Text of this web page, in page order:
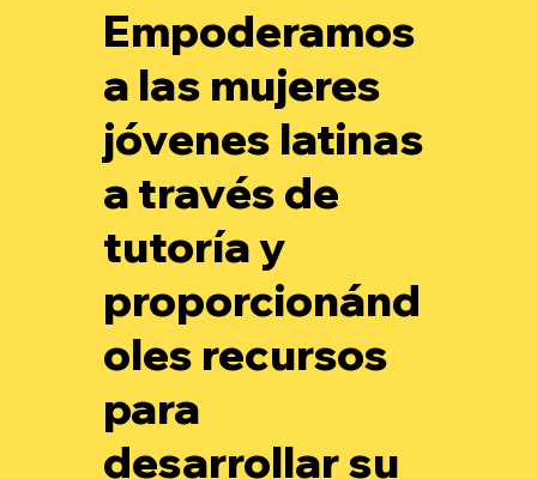
Empoderamos
a las mujeres
jóvenes latinas
a través de
tutoría y
proporcionánd
oles recursos
para
desarrollar su